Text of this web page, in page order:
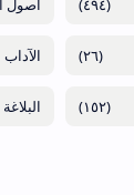
(٤٩٤)
(٢٦)
(١٥٢)